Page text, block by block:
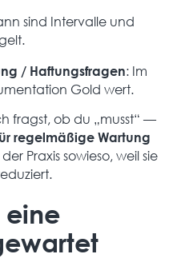
sind Intervalle und
/ Haftungsfragen: Im
Gold wert.
fragst, ob du „musst“ —
regelmäßige Wartung
Praxis sowieso, weil sie
eine